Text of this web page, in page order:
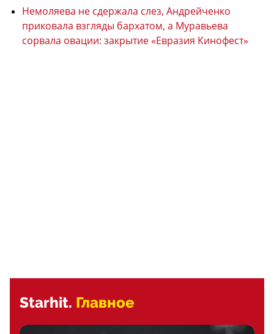
Немоляева не сдержала слез, Андрейченко
приковала взгляды бархатом, а Муравьева
сорвала овации: закрытие «Евразия Кинофест»
Starhit. Главное